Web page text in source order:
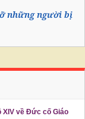
những người bị
XIV về Đức cố Giáo